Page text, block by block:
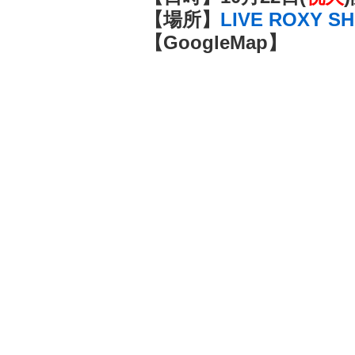
【場所】 LIVE ROXY
【GoogleMap】